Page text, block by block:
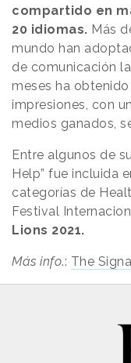
compartido en
20 idiomas. Más
mundo han
de comunicación
meses ha
impresiones, con
medios ganados,
Entre algunos de
Help” fue incluida
categorías de
Festival
Lions 2021.
Más info.: The